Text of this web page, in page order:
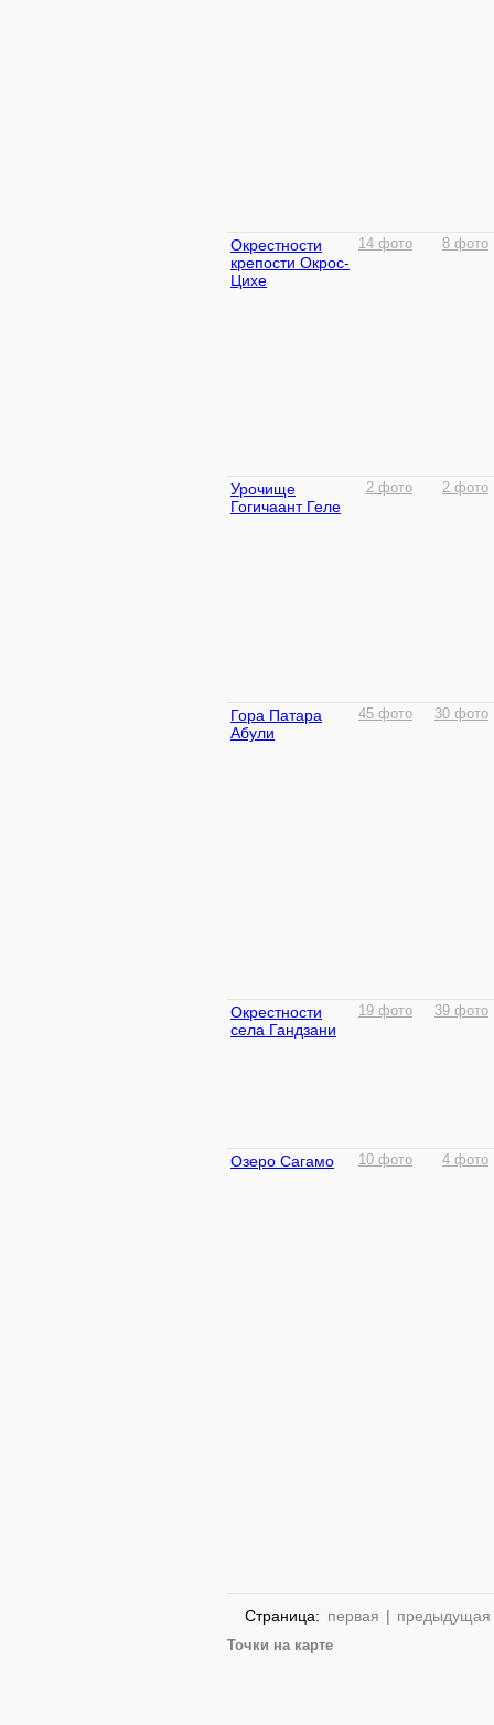
Окрестности
крепости Окрос-
Цихе
14 фото 8 фото
Урочище
Гогичаант Геле
2 фото 2 фото
Гора Патара
Абули
45 фото 30 фото
Окрестности
села Гандзани
19 фото 39 фото
Озеро Сагамо 10 фото 4 фото
Страница: первая | предыдущая
Точки на карте